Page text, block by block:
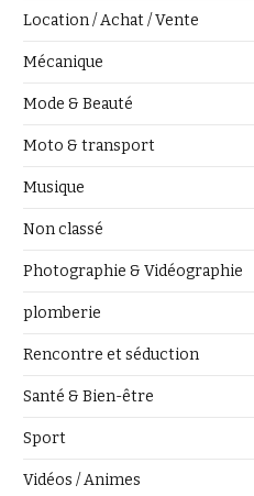
Location / Achat / Vente
Mécanique
Mode & Beauté
Moto & transport
Musique
Non classé
Photographie & Vidéographie
plomberie
Rencontre et séduction
Santé & Bien-être
Sport
Vidéos / Animes